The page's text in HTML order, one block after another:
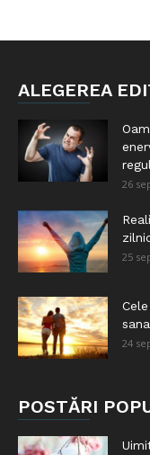
ALEGEREA
26
25
24
POSTĂRI